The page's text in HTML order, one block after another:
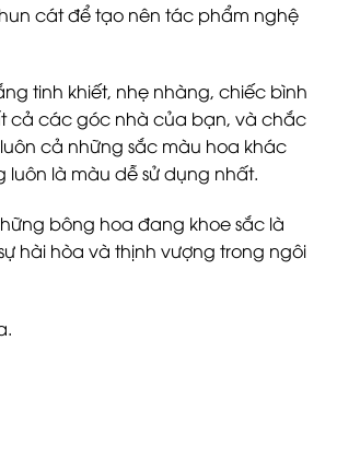
cát để tạo nên tác phẩm nghệ
tinh khiết, nhẹ nhàng, chiếc bình
cả các góc nhà của bạn, và chắc
cả những sắc màu hoa khác
luôn là màu dễ sử dụng nhất.
bông hoa đang khoe sắc là
hài hòa và thịnh vượng trong ngôi